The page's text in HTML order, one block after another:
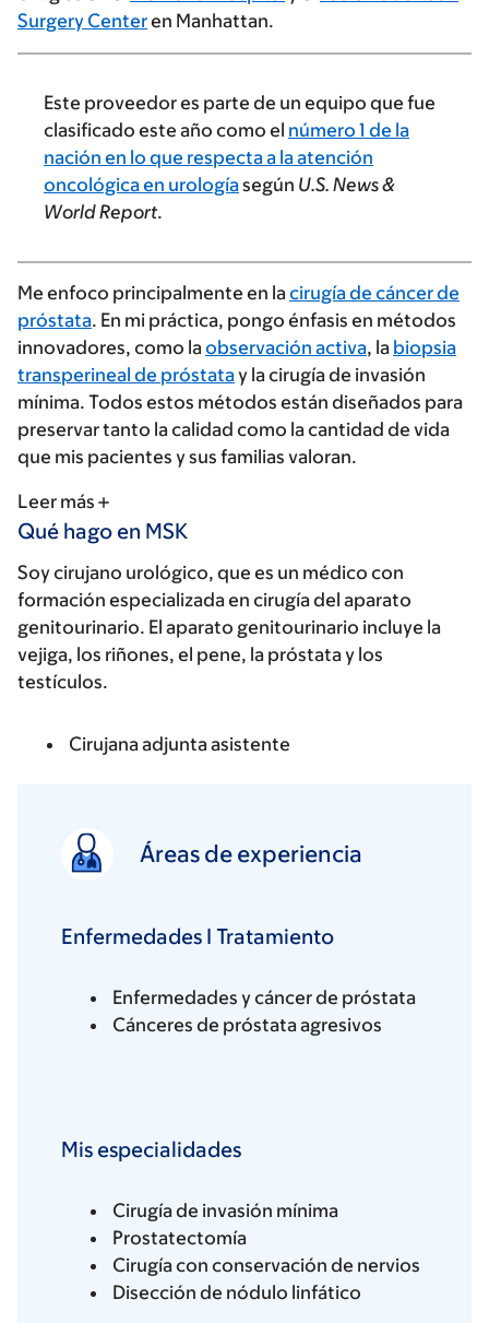
Surgery Centeren Manhattan.
Este proveedor es parte de un equipo que fue
clasificado este año como el número 1 de la
nación en lo que respecta a la atención
oncológica en urologíasegún U.S. News &
World Report.
Me enfoco principalmente en lacirugía de cáncer de
próstata. En mi práctica, pongo énfasis en métodos
innovadores, como laobservación activa, la biopsia
transperineal de próstatay la cirugía de invasión
mínima. Todos estos métodos están diseñados para
preservar tanto la calidad como la cantidad de vida
que mis pacientes y sus familias valoran.
Leer más
Qué hago en MSK
Soy cirujano urológico, que es un médico con
formación especializada en cirugía del aparato
genitourinario. El aparato genitourinario incluye la
vejiga, los riñones, el pene, la próstata y los
testículos.
Cirujana adjunta asistente
Áreas de experiencia
Enfermedades I Tratamiento
Enfermedades y cáncer de próstata
Cánceres de próstata agresivos
Mis especialidades
Cirugía de invasión mínima
Prostatectomía
Cirugía con conservación de nervios
Disección de nódulo linfático